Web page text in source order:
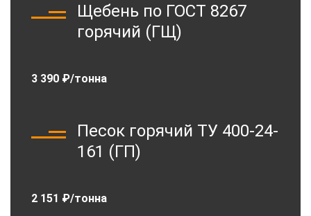
Щебень по ГОСТ 8267
горячий (ГЩ)
3 390 ₽/тонна
Песок горячий ТУ 400-24-
161 (ГП)
2 151 ₽/тонна